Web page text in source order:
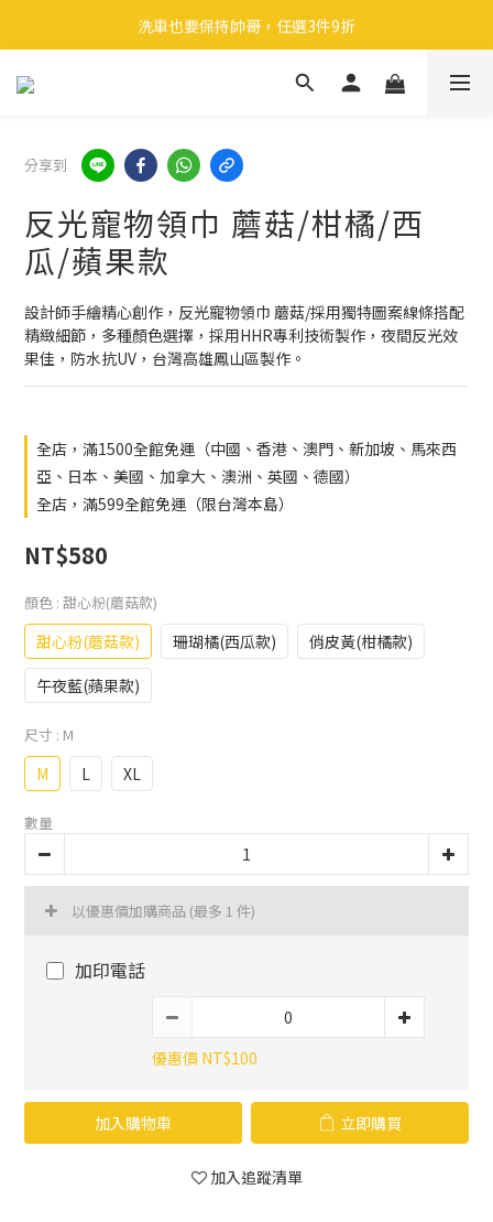
🎉 全館滿 599 免運（台灣本島）下單後 2 個工作天內寄出
洗車也要保持帥哥，任選3件9折
領取40元購物金
分享到
反光寵物領巾 蘑菇/柑橘/西
瓜/蘋果款
設計師手繪精心創作，反光寵物領巾 蘑菇/採用獨特圖案線條搭配
精緻細節，多種顏色選擇，採用HHR專利技術製作，夜間反光效
果佳，防水抗UV，台灣高雄鳳山區製作。
全店，滿1500全館免運（中國、香港、澳門、新加坡、馬來西
亞、日本、美國、加拿大、澳洲、英國、德國）
全店，滿599全館免運（限台灣本島）
NT$580
顏色 : 甜心粉(蘑菇款)
甜心粉(蘑菇款) 珊瑚橘(西瓜款)
俏皮黃(柑橘款)
午夜藍(蘋果款)
尺寸 : M
M L XL
數量
以優惠價加購商品 (最多 1 件)
加印電話
優惠價 NT$100
加入購物車 立即購買
加入追蹤清單